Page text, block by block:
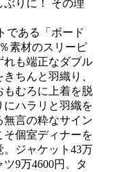
である「ボード
素材のスリーピ
れも端正なダブル
ちんと羽織り、
もむろに上着を脱
ハラリと羽織を
無言の粋なサイン
そ個室ディナーを
ジャケット43万
9万4600円、タ